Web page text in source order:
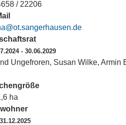
/ 22206
- 30.06.2029
Ungefroren, Susan Wilke, Armin
ha